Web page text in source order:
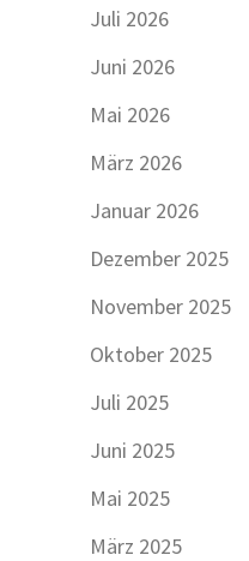
Juli 2026
Juni 2026
Mai 2026
März 2026
Januar 2026
Dezember 2025
November 2025
Oktober 2025
Juli 2025
Juni 2025
Mai 2025
März 2025